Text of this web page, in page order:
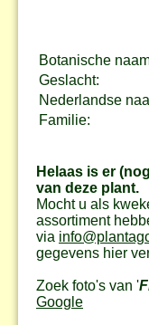
Botanische
Geslacht:
Nederlandse
Familie:
Helaas is er
van deze plant.
Mocht u als
assortiment
via
gegevens hier
Zoek foto's van '
Google